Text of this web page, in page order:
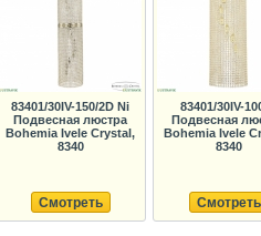
83401/30IV-150/2D Ni
Подвесная люстра
Bohemia Ivele Crystal,
8340
Смотреть
83401/30IV-
Подвесная
Bohemia Ivele
8340
Смотреть